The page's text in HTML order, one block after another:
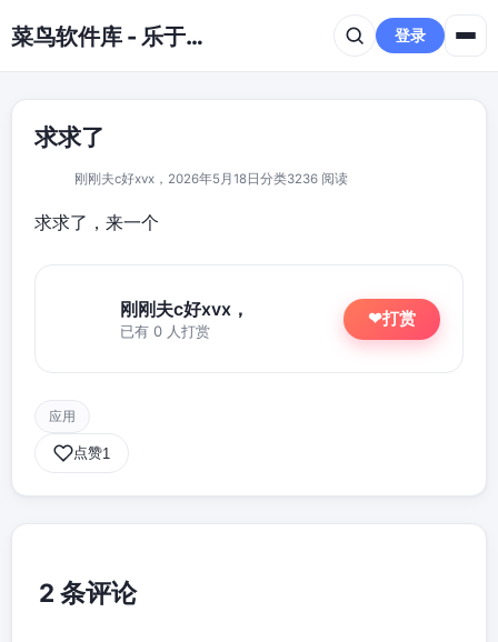
菜鸟软件库 - 乐于分享免费资源平台 登录
求求了
刚刚夫c好xvx， 2026年5月18日 分类3236 阅读
求求了，来一个
刚刚夫c好xvx，
已有 0 人打赏
❤打赏
应用
点赞1
2 条评论